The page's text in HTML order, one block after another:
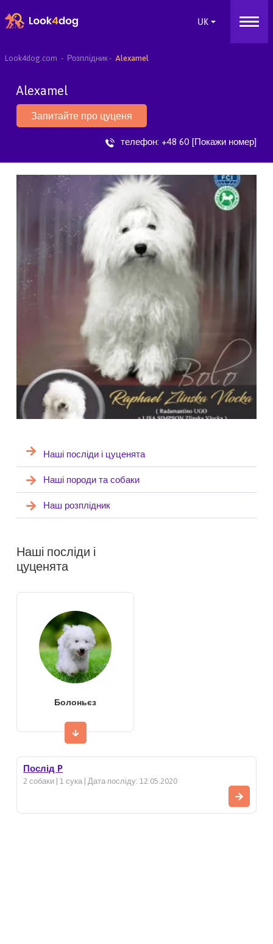
Look4dog.com Розплідник Alexamel
Alexamel
Запитайте про цуценя
телефон: +48 60 [Покажи номер]
Наші посліди і цуценята
Наші породи та собаки
Наш розплідник
Наші посліди і
цуценята
Болоньєз
Послід P
2 собаки | 1 сука | Дата посліду: 12.05.2020